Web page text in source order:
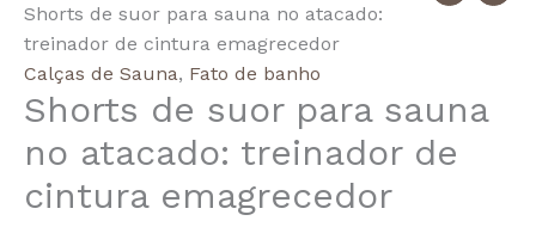
Shorts de suor para sauna no atacado:
treinador de cintura emagrecedor
Calças de Sauna, Fato de banho
Shorts de suor para sauna
no atacado: treinador de
cintura emagrecedor
de
Wholesale
Sauna
Sweat
Slimming
Waist